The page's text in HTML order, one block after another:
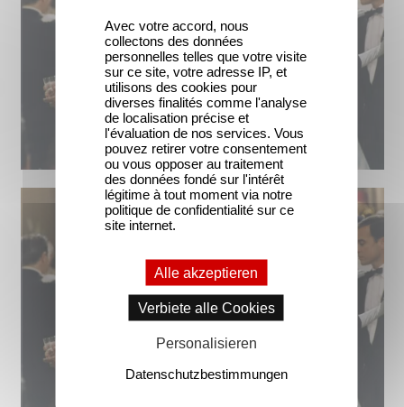
Avec votre accord, nous
collectons des données
personnelles telles que votre visite
sur ce site, votre adresse IP, et
utilisons des cookies pour
diverses finalités comme l'analyse
de localisation précise et
l'évaluation de nos services. Vous
pouvez retirer votre consentement
ou vous opposer au traitement
des données fondé sur l'intérêt
légitime à tout moment via notre
politique de confidentialité sur ce
site internet.
Alle akzeptieren
Verbiete alle Cookies
Personalisieren
Datenschutzbestimmungen